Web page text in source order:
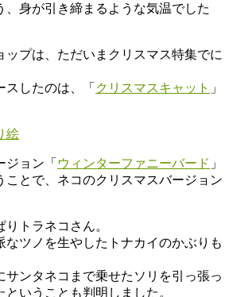
身が引き締まるような気温でした
ップは、ただいまクリスマス特集でに
したのは、「 クリスマスキャット 」
ジョン「 ウィンターファニーバード 」
ことで、ネコのクリスマスバージョン
トラネコさん。
なツノを生やしたトナカイのかぶりも
サンタネコまで乗せたソリを引っ張っ
いうことも判明しました。